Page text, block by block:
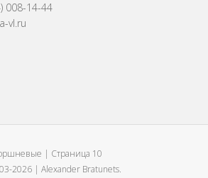
008-14-44
vl.ru
| Страница 10
2026 | Alexander Bratunets.